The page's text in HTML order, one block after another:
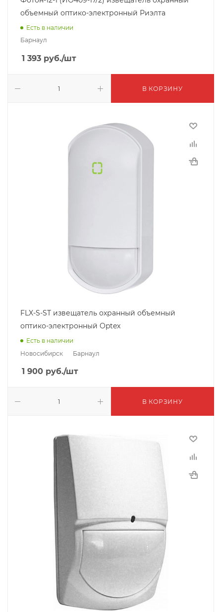
объемный оптико-электронный Риэлта
Есть в наличии
Барнаул
1 393 руб./шт
В КОРЗИНУ
FLX-S-ST извещатель охранный объемный
оптико-электронный Optex
Есть в наличии
Новосибирск
Барнаул
1 900 руб./шт
В КОРЗИНУ